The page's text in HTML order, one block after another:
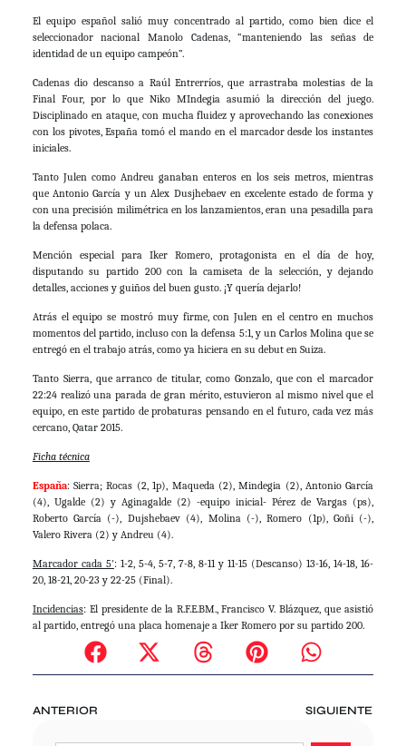
El equipo español salió muy concentrado al partido, como bien dice el
seleccionador nacional Manolo Cadenas, “manteniendo las señas de
identidad de un equipo campeón”.
Cadenas dio descanso a Raúl Entrerríos, que arrastraba molestias de la
Final Four, por lo que Niko MIndegia asumió la dirección del juego.
Disciplinado en ataque, con mucha fluidez y aprovechando las conexiones
con los pivotes, España tomó el mando en el marcador desde los instantes
iniciales.
Tanto Julen como Andreu ganaban enteros en los seis metros, mientras
que Antonio García y un Alex Dusjhebaev en excelente estado de forma y
con una precisión milimétrica en los lanzamientos, eran una pesadilla para
la defensa polaca.
Mención especial para Iker Romero, protagonista en el día de hoy,
disputando su partido 200 con la camiseta de la selección, y dejando
detalles, acciones y guiños del buen gusto. ¡Y quería dejarlo!
Atrás el equipo se mostró muy firme, con Julen en el centro en muchos
momentos del partido, incluso con la defensa 5:1, y un Carlos Molina que se
entregó en el trabajo atrás, como ya hiciera en su debut en Suiza.
Tanto Sierra, que arranco de titular, como Gonzalo, que con el marcador
22:24 realizó una parada de gran mérito, estuvieron al mismo nivel que el
equipo, en este partido de probaturas pensando en el futuro, cada vez más
cercano, Qatar 2015.
Ficha técnica
España: Sierra; Rocas (2, 1p), Maqueda (2), Mindegia (2), Antonio García
(4), Ugalde (2) y Aginagalde (2) -equipo inicial- Pérez de Vargas (ps),
Roberto García (-), Dujshebaev (4), Molina (-), Romero (1p), Goñi (-),
Valero Rivera (2) y Andreu (4).
Marcador cada 5′: 1-2, 5-4, 5-7, 7-8, 8-11 y 11-15 (Descanso) 13-16, 14-18, 16-
20, 18-21, 20-23 y 22-25 (Final).
Incidencias: El presidente de la R.F.E.BM., Francisco V. Blázquez, que asistió
al partido, entregó una placa homenaje a Iker Romero por su partido 200.
ANTERIOR SIGUIENTE